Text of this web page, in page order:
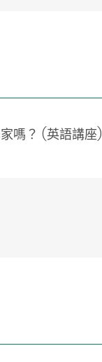
嗎？ (英語講座)